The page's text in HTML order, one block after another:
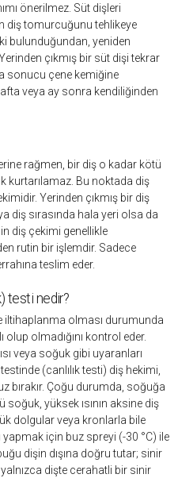
önerilmez. Süt dişleri
diş tomurcuğunu tehlikeye
bulunduğundan, yeniden
çıkmış bir süt dişi tekrar
sonucu çene kemiğine
veya ay sonra kendiliğinden
rağmen, bir diş o kadar kötü
kurtarılamaz. Bu noktada diş
Yerinden çıkmış bir diş
diş sırasında hala yeri olsa da
diş çekimi genellikle
rutin bir işlemdir. Sadece
teslim eder.
testi nedir?
iltihaplanma olması durumunda
olmadığını kontrol eder.
veya soğuk gibi uyaranları
(canlılık testi) diş hekimi,
bırakır. Çoğu durumda, soğuğa
soğuk, yüksek ısının aksine diş
dolgular veya kronlarla bile
yapmak için buz spreyi (-30 °C) ile
dişin dışına doğru tutar; sinir
dişte cerahatli bir sinir